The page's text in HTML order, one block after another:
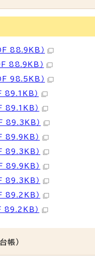
88.9KB）
88.9KB）
98.5KB）
89.1KB）
89.1KB）
89.3KB）
89.9KB）
89.3KB）
89.9KB）
89.3KB）
89.2KB）
89.2KB）
帳）